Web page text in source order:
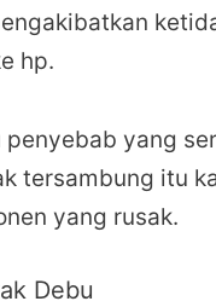
hp.
penyebab yang
tersambung itu
yang rusak.
Debu